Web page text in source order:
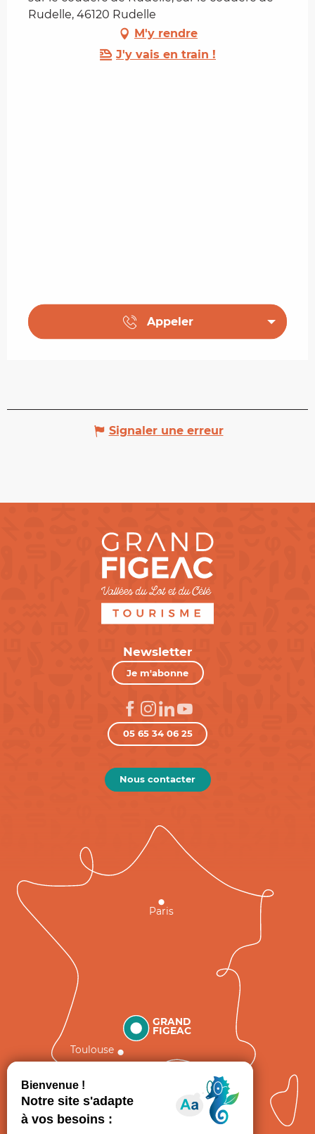
Rudelle, 46120 Rudelle
M'y rendre
J'y vais en train !
Appeler
Signaler une erreur
Newsletter
Je m'abonne
05 65 34 06 25
Nous contacter
GRAND
FIGEAC
Toulouse
Paris